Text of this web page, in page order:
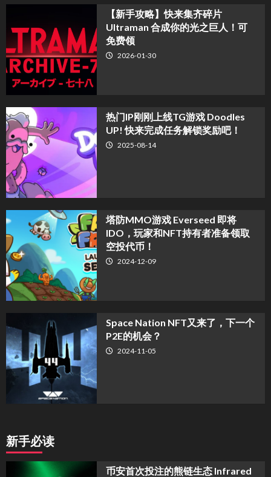
【新手攻略】快来集齐碎片
Ultraman 合成你的光之巨人！可
免费领
2026-01-30
热门IP刚刚上线TG游戏 Doodles
UP! 快来完成任务解锁奖励吧！
2025-08-14
塔防MMO游戏 Everseed 即将
IDO，玩家和NFT持有者准备领取
空投代币！
2024-12-09
Space Nation NFT又来了，下一个
P2E的机会？
2024-11-05
新手必读
币安首次投注的熊链生态 Infrared